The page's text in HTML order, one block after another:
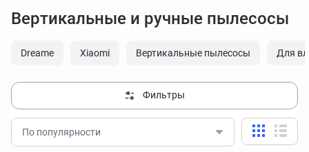
Вертикальные и ручные пылесосы
Dreame Xiaomi Вертикальные пылесосы Для
Фильтры
По популярности